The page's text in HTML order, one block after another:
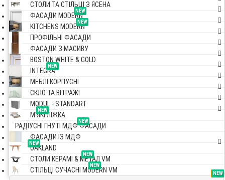
СТОЛИ ТА СТІЛЬЦІ З ЯСЕНА
NEW
ФАСАДИ MODERN
NEW
KITCHENS MODERN
ПРОФІЛЬНІ ФАСАДИ
ФАСАДИ З МАСИВУ
BOSTON WHITE & GOLD
NEW
INTEGRA
МЕБЛІ КОРПУСНІ
СКЛО ТА ВІТРАЖІ
MODUL - STANDART
NEW
М'ЯКІ ЛІЖКА
NEW
РАДІУСНІ ГНУТІ МДФ ФАСАДИ
ФАСАДИ ІЗ МДФ
NEW
OAKLAND
NEW
СТОЛИ КЕРАМІ & МЕТАЛ VM
NEW
СТІЛЬЦІ СУЧАСНІ MODERN VM TOP
NEW
NEW
NEW